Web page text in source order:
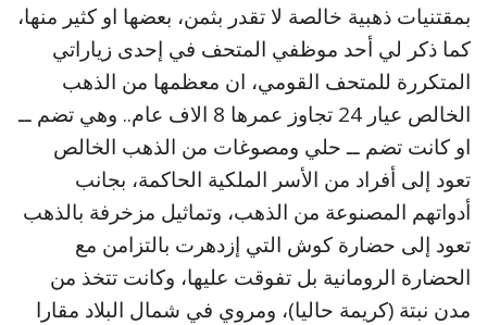
بمقتنيات ذهبية خالصة لا تقدر بثمن، بعضها او كثير منها،
كما ذكر لي أحد موظفي المتحف في إحدى زياراتي
المتكررة للمتحف القومي، ان معظمها من الذهب
الخالص عيار 24 تجاوز عمرها 8 الاف عام.. وهي تضم ــ
او كانت تضم ــ حلي ومصوغات من الذهب الخالص
تعود إلى أفراد من الأسر الملكية الحاكمة، بجانب
أدواتهم المصنوعة من الذهب، وتماثيل مزخرفة بالذهب
تعود إلى حضارة كوش التي إزدهرت بالتزامن مع
الحضارة الرومانية بل تفوقت عليها، وكانت تتخذ من
مدن نبتة (كريمة حاليا)، ومروي في شمال البلاد مقارا